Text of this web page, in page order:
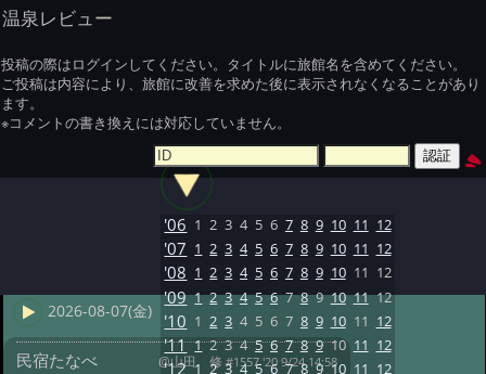
温泉レビュー
投稿の際はログインしてください。タイトルに旅館名を含めてください。
ご投稿は内容により、旅館に改善を求めた後に表示されなくなることがあり
ます。
※コメントの書き換えには対応していません。
2026-08-07(金)
民宿たなべ @山田 修 #1557 '20 9/24 14:58
'06 1 2 3 4 5 6 7 8 9 10 11 12
'07 1 2 3 4 5 6 7 8 9 10 11 12
'08 1 2 3 4 5 6 7 8 9 10 11 12
'09 1 2 3 4 5 6 7 8 9 10 11 12
'10 1 2 3 4 5 6 7 8 9 10 11 12
'11 1 2 3 4 5 6 7 8 9 10 11 12
'12 1 2 3 4 5 6 7 8 9 10 11 12